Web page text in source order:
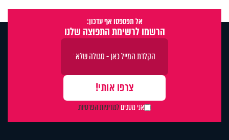
אל תפספסו אף עדכון:
הרשמו לרשימת התפוצה שלנו
אני מסכיםלמדיניות הפרטיות